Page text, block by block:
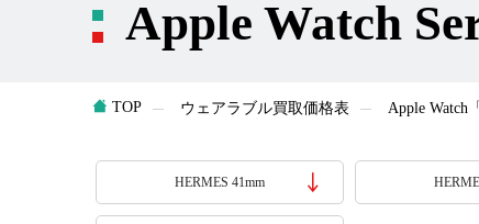
Apple Watch
TOP ウェアラブル買取価格表 Apple Watch
HERMES 41mm